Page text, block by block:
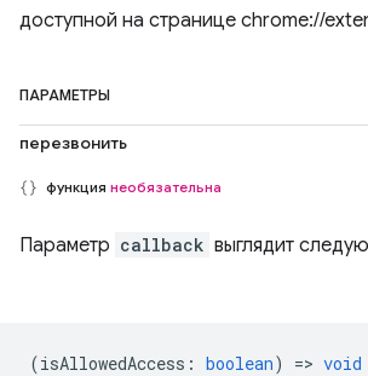
доступной на странице chrome://
ПАРАМЕТРЫ
перезвонить
функция необязательна
Параметр callback выглядит
(isAllowedAccess : boolean) => void